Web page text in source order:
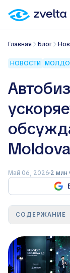
Главная Блог
НОВОСТИ
Май 06, 2026 2 мин
СОДЕРЖАНИЕ